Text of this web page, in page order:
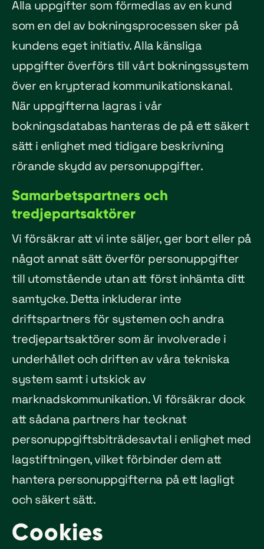
Alla uppgifter som förmedlas av en kund
som en del av bokningsprocessen sker på
kundens eget initiativ. Alla känsliga
uppgifter överförs till vårt bokningssystem
över en krypterad kommunikationskanal.
När uppgifterna lagras i vår
bokningsdatabas hanteras de på ett säkert
sätt i enlighet med tidigare beskrivning
rörande skydd av personuppgifter.
Samarbetspartners och
tredjepartsaktörer
Vi försäkrar att vi inte säljer, ger bort eller på
något annat sätt överför personuppgifter
till utomstående utan att först inhämta ditt
samtycke. Detta inkluderar inte
driftspartners för systemen och andra
tredjepartsaktörer som är involverade i
underhållet och driften av våra tekniska
system samt i utskick av
marknadskommunikation. Vi försäkrar dock
att sådana partners har tecknat
personuppgiftsbiträdesavtal i enlighet med
lagstiftningen, vilket förbinder dem att
hantera personuppgifterna på ett lagligt
och säkert sätt.
Cookies